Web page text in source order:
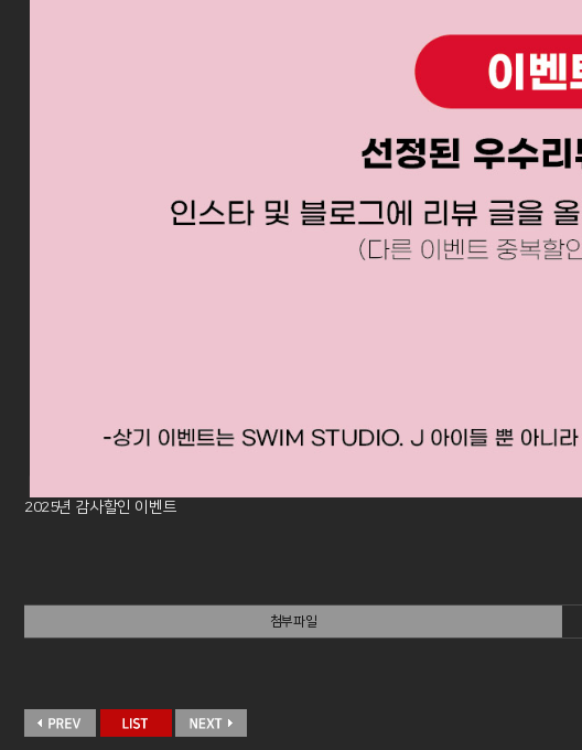
2025년 감사할인 이벤트
첨부파일